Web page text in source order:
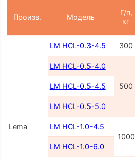
Произв. Модель
Г/п,
кг
Lema
LM HCL-0.3-4.5 300
LM HCL-0.5-4.0
500
LM HCL-0.5-4.5
LM HCL-0.5-5.0
LM HCL-1.0-4.5
1000
LM HCL-1.0-6.0